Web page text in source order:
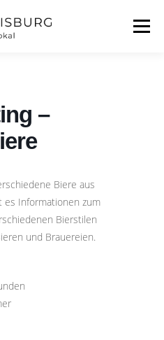
Menü
–
Biere aus
es Informationen zum
Bierstilen
und Brauereien.